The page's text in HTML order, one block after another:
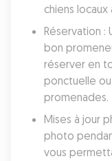
chiens locaux
Réservation :
bon
réserver en
ponctuelle
promenades.
Mises à jour
photo
vous